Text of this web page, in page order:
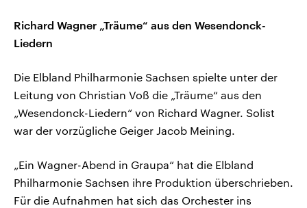
Richard Wagner „Träume“ aus den Wesendonck-
Liedern
Die Elbland Philharmonie Sachsen spielte unter der
Leitung von Christian Voß die „Träume“ aus den
„Wesendonck-Liedern“ von Richard Wagner. Solist
war der vorzügliche Geiger Jacob Meining.
„Ein Wagner-Abend in Graupa“ hat die Elbland
Philharmonie Sachsen ihre Produktion überschrieben.
Für die Aufnahmen hat sich das Orchester ins